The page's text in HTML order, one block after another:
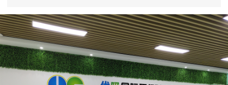
专利保护优势、双甲资质
企业（“室内环境净化治理
甲级施工资质”“室内环境
污染治理资质等级证
书”）、拥有多名高级《环